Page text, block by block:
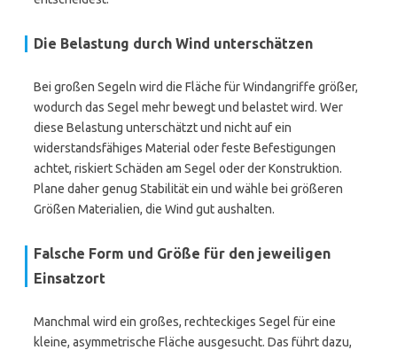
Die Belastung durch Wind unterschätzen
Bei großen Segeln wird die Fläche für Windangriffe größer,
wodurch das Segel mehr bewegt und belastet wird. Wer
diese Belastung unterschätzt und nicht auf ein
widerstandsfähiges Material oder feste Befestigungen
achtet, riskiert Schäden am Segel oder der Konstruktion.
Plane daher genug Stabilität ein und wähle bei größeren
Größen Materialien, die Wind gut aushalten.
Falsche Form und Größe für den jeweiligen
Einsatzort
Manchmal wird ein großes, rechteckiges Segel für eine
kleine, asymmetrische Fläche ausgesucht. Das führt dazu,